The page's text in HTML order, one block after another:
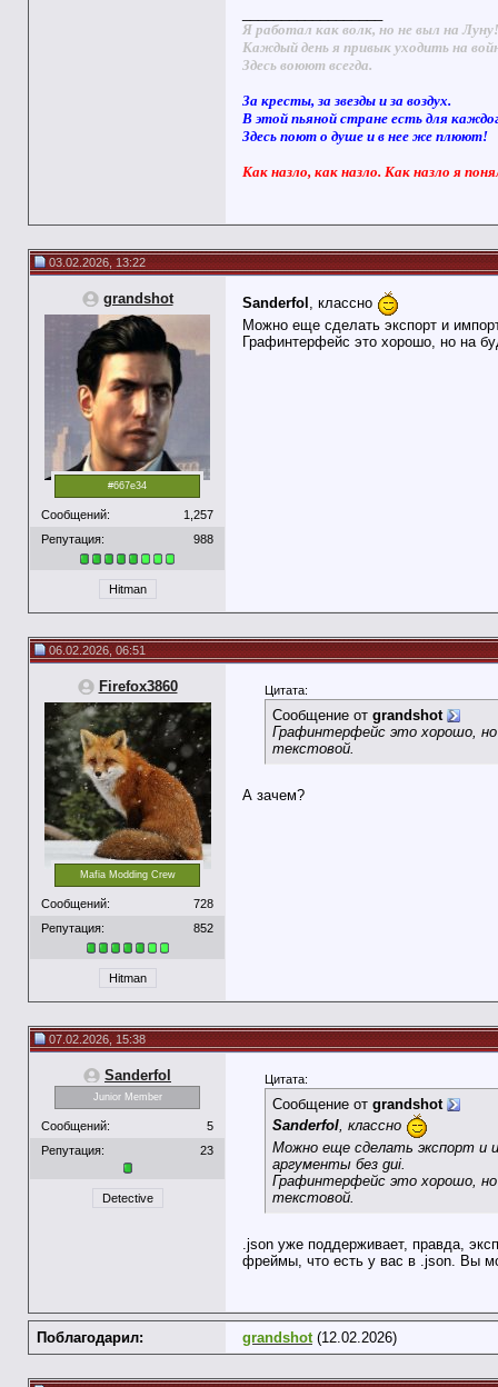
Я работал как волк, но не выл на Луну!
Каждый день я привык уходить на
Здесь воюют всегда.
За кресты, за звезды и за воздух.
В этой пьяной стране есть для
Здесь поют о душе и в нее же плюют!
Как назло, как назло. Как назло я
03.02.2026, 13:22
grandshot
#667e34
Сообщений:
1,257
Репутация:
988
Hitman
Sanderfol , классно
Можно еще сделать экспорт и
Графинтерфейс это хорошо, но на
06.02.2026, 06:51
Firefox3860
Mafia Modding Crew
Сообщений:
728
Репутация:
852
Hitman
Цитата:
Сообщение от grandshot
Графинтерфейс это хорошо,
текстовой.
А зачем?
07.02.2026, 15:38
Sanderfol
Junior Member
Сообщений:
5
Репутация:
23
Detective
Цитата:
Сообщение от grandshot
Sanderfol , классно
Можно еще сделать экспорт и
аргументы без gui.
Графинтерфейс это хорошо,
текстовой.
.json уже поддерживает, правда,
фреймы, что есть у вас в .json. Вы
Поблагодарил: grandshot(12.02.2026)